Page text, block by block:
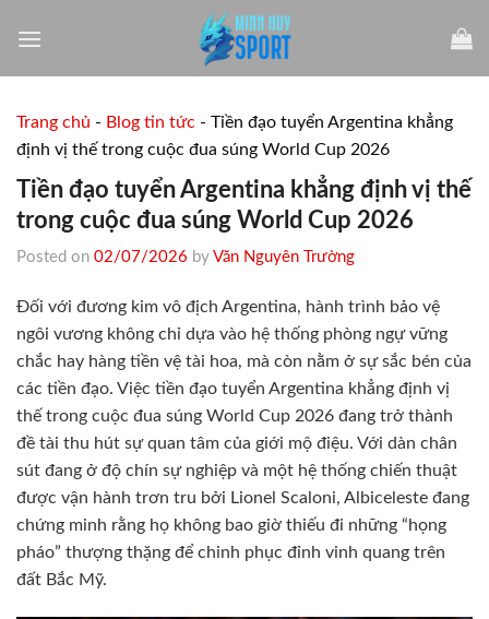
Trang chủ - Blog tin tức - Tiền đạo tuyển Argentina khẳng
định vị thế trong cuộc đua súng World Cup 2026
Tiền đạo tuyển Argentina khẳng định vị thế
trong cuộc đua súng World Cup 2026
Posted on 02/07/2026 by Văn Nguyên Trường
Đối với đương kim vô địch Argentina, hành trình bảo vệ
ngôi vương không chỉ dựa vào hệ thống phòng ngự vững
chắc hay hàng tiền vệ tài hoa, mà còn nằm ở sự sắc bén của
các tiền đạo. Việc tiền đạo tuyển Argentina khẳng định vị
thế trong cuộc đua súng World Cup 2026 đang trở thành
đề tài thu hút sự quan tâm của giới mộ điệu. Với dàn chân
sút đang ở độ chín sự nghiệp và một hệ thống chiến thuật
được vận hành trơn tru bởi Lionel Scaloni, Albiceleste đang
chứng minh rằng họ không bao giờ thiếu đi những “họng
pháo” thượng thặng để chinh phục đỉnh vinh quang trên
đất Bắc Mỹ.